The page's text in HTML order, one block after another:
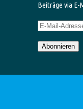
Beiträge via E-
E-
Adresse
Abonnieren